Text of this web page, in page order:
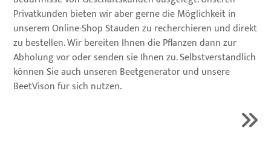
Privatkunden bieten wir aber gerne die Möglichkeit in
unserem Online-Shop Stauden zu recherchieren und direkt
zu bestellen. Wir bereiten Ihnen die Pflanzen dann zur
Abholung vor oder senden sie Ihnen zu. Selbstverständlich
können Sie auch unseren Beetgenerator und unsere
BeetVison für sich nutzen.